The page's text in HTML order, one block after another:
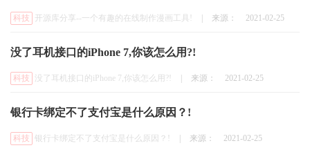
科技 开源库分享--一个有趣的在线制作漫画工具! 来源： 2021-02-25
没了耳机接口的iPhone 7,你该怎么用?!
科技 没了耳机接口的iPhone 7,你该怎么用?! 来源： 2021-02-25
银行卡绑定不了支付宝是什么原因？!
科技 银行卡绑定不了支付宝是什么原因？! 来源： 2021-02-25